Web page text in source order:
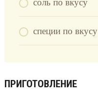
специи по вкусу
ПРИГОТОВЛЕНИЕ